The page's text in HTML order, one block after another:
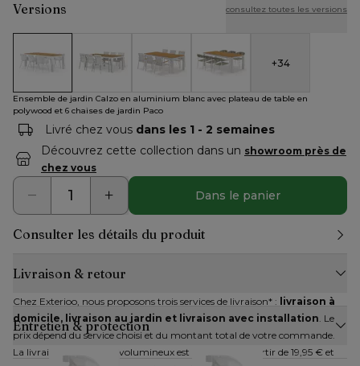
Versions consultez toutes les versions
Ensemble de jardin Calzo en aluminium blanc avec plateau
Ensemble de jardin Calzo en aluminium blanc
Calzo ensemble de jardin
Calzo ensemble de jardin
+34
Ensemble de jardin Calzo en aluminium blanc avec plateau de table en
polywood et 6 chaises de jardin Paco
Livré chez vous dans les 1 - 2 semaines
Découvrez cette collection dans un showroom près de
chez vous
Dans le panier
Consulter les détails du produit
Livraison & retour
Chez Exterioo, nous proposons trois services de livraison* : livraison à
domicile, livraison au jardin et livraison avec installation. Le
prix dépend du service choisi et du montant total de votre commande.
La livraison des articles volumineux est disponible à partir de 19,95 € et
Entretien & protection